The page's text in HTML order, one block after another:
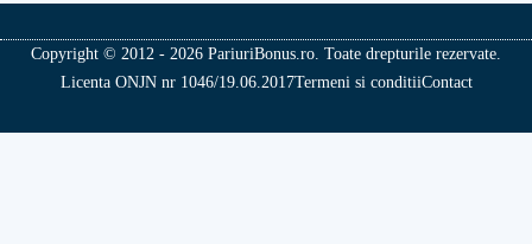
Copyright © 2012 - 2026 PariuriBonus.ro. Toate drepturile rezervate.
Licenta ONJN nr 1046/19.06.2017Termeni si conditiiContact